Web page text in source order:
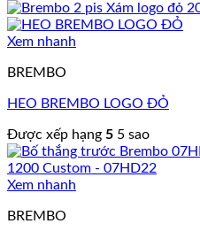
Xem nhanh
BREMBO
HEO BREMBO LOGO ĐỎ
Được xếp hạng 5 5 sao
Xem nhanh
BREMBO